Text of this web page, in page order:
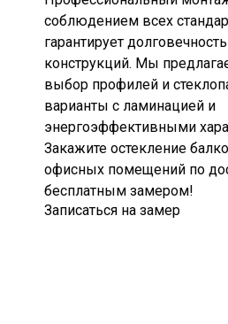
соблюдением всех
гарантирует
конструкций. Мы
выбор профилей и
варианты с ламинацией и
энергоэффективными
Закажите остекление
офисных помещений по
бесплатным замером!
Записаться на замер